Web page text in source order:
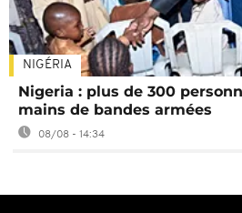
NIGÉRIA
Nigeria : plus de 300
mains de bandes armées
08/08 - 14:34